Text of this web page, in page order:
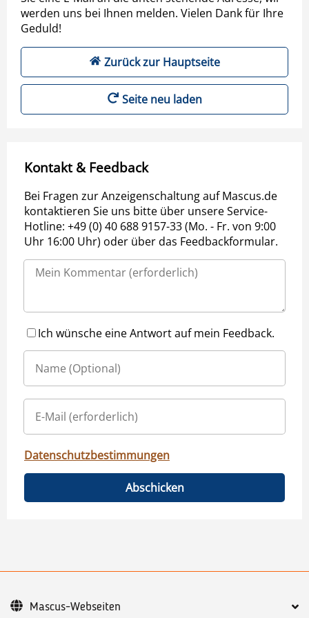
werden uns bei Ihnen melden. Vielen Dank für Ihre
Geduld!
Zurück zur Hauptseite
Seite neu laden
Kontakt & Feedback
Bei Fragen zur Anzeigenschaltung auf Mascus.de
kontaktieren Sie uns bitte über unsere Service-
Hotline: +49 (0) 40 688 9157-33 (Mo. - Fr. von 9:00
Uhr 16:00 Uhr) oder über das Feedbackformular.
Ich wünsche eine Antwort auf mein Feedback.
Datenschutzbestimmungen
Abschicken
Mascus-Webseiten